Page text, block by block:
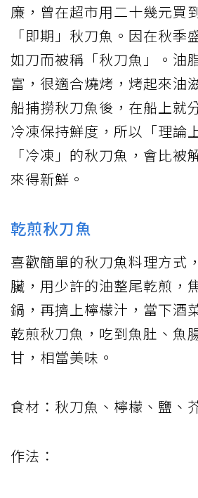
廉，曾在超市用二十幾元買
「即期」秋刀魚。因在秋季
如刀而被稱「秋刀魚」。油
富，很適合燒烤，烤起來油
船捕撈秋刀魚後，在船上就
冷凍保持鮮度，所以「理論
「冷凍」的秋刀魚，會比被
來得新鮮。
乾煎秋刀魚
喜歡簡單的秋刀魚料理方式
臟，用少許的油整尾乾煎，
鍋，再擠上檸檬汁，當下酒
乾煎秋刀魚，吃到魚肚、魚
甘，相當美味。
食材：秋刀魚、檸檬、鹽、
作法：